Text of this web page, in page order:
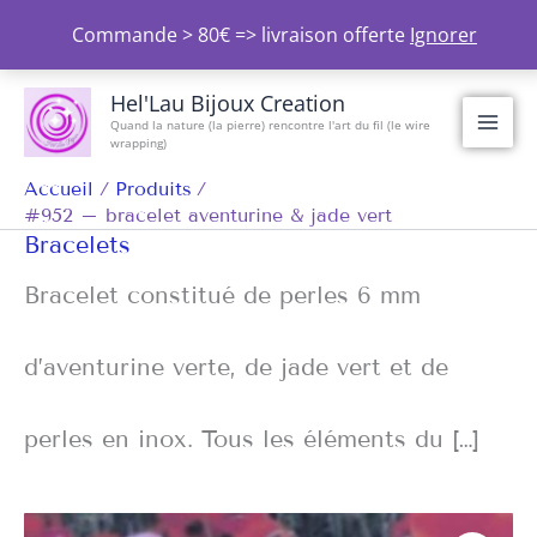
Commande > 80€ => livraison offerte Ignorer
contenu
Hel'Lau Bijoux Creation
Quand la nature (la pierre) rencontre l'art du fil (le wire
wrapping)
Accueil
Produits
#952 – bracelet aventurine & jade vert
Bracelets
Bracelet constitué de perles 6 mm
d’aventurine verte, de jade vert et de
perles en inox. Tous les éléments du […]